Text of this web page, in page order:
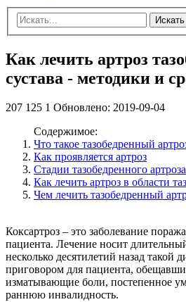
Искать
Как лечить артроз
сустава - методики и
207 125 1 Обновлено: 2019-09-04
Содержимое:
Что такое тазобедренный
Как проявляется артроз
Стадии тазобедренного артроза
Как лечить артроз в области
Чем лечить тазобедренный
Коксартроз – это заболевание
пациента. Лечение носит
несколько десятилетий назад такой
приговором для пациента,
изматывающие боли, постепенное
раннюю инвалидность.